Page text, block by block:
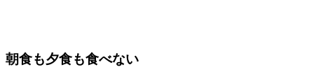
朝食も夕食も食べない